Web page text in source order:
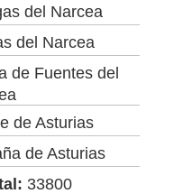
del Narcea
del Narcea
de Fuentes del
de Asturias
de Asturias
33800